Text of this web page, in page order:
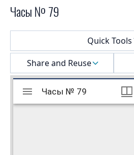
Часы № 79
Quick Tools
Share and Reuse